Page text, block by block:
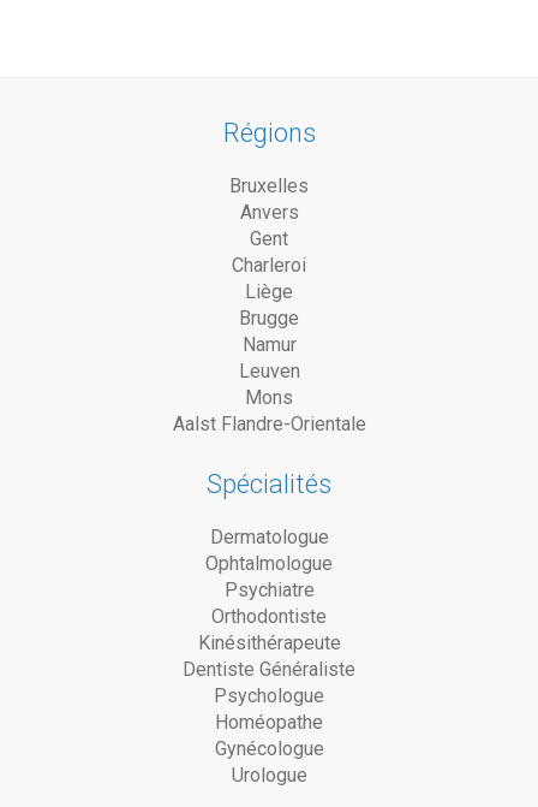
Régions
Bruxelles
Anvers
Gent
Charleroi
Liège
Brugge
Namur
Leuven
Mons
Aalst Flandre-Orientale
Spécialités
Dermatologue
Ophtalmologue
Psychiatre
Orthodontiste
Kinésithérapeute
Dentiste Généraliste
Psychologue
Homéopathe
Gynécologue
Urologue